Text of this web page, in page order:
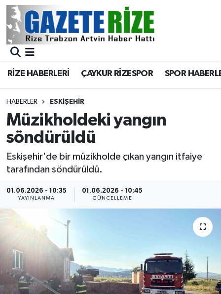
RİZE HABERLERİ ÇAYKUR RİZESPOR SPOR
HABERLER ESKIŞEHIR
Müzikholdeki yangın
söndürüldü
Eskişehir'de bir müzikholde çıkan yangın itfaiye
tarafından söndürüldü.
01.06.2026 - 10:35
YAYINLANMA
01.06.2026 - 10:45
GÜNCELLEME
BÖLGEMİZ
Asayiş
Rize Jandarma Komutanlığı
Bilim Teknoloji
Advertising news
ÇEVRE
Dış Haberler
Dünya
Merkez Nöbetçi Eczaneler
Merkez Trafik Yoğunluk Haritası
Süper Lig Puan Durumu ve Fikstür
Tüm Manşetler
Haber Arşivi